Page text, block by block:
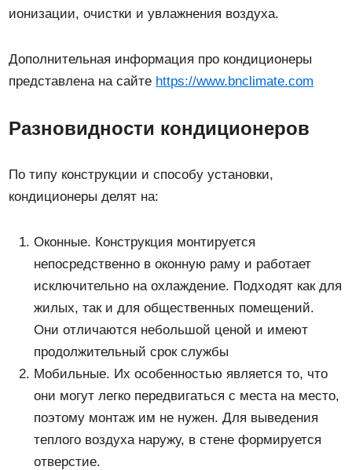
ионизации, очистки и увлажнения воздуха.
Дополнительная информация про кондиционеры
представлена на сайте https://www.bnclimate.com
Разновидности кондиционеров
По типу конструкции и способу установки,
кондиционеры делят на:
Оконные. Конструкция монтируется
непосредственно в оконную раму и работает
исключительно на охлаждение. Подходят как для
жилых, так и для общественных помещений.
Они отличаются небольшой ценой и имеют
продолжительный срок службы
Мобильные. Их особенностью является то, что
они могут легко передвигаться с места на место,
поэтому монтаж им не нужен. Для выведения
теплого воздуха наружу, в стене формируется
отверстие.